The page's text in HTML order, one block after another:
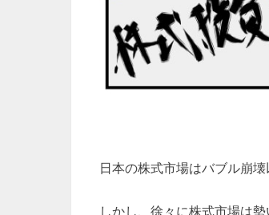
日本の株式市場はバブル崩
しかし、徐々に株式市場は